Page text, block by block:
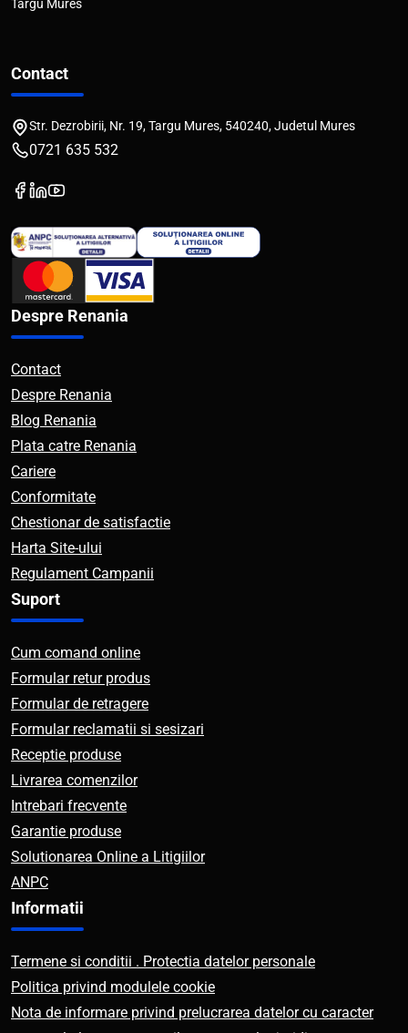
Targu Mures
Contact
Str. Dezrobirii, Nr. 19, Targu Mures, 540240, Judetul Mures
0721 635 532
Despre Renania
Contact
Despre Renania
Blog Renania
Plata catre Renania
Cariere
Conformitate
Chestionar de satisfactie
Harta Site-ului
Regulament Campanii
Suport
Cum comand online
Formular retur produs
Formular de retragere
Formular reclamatii si sesizari
Receptie produse
Livrarea comenzilor
Intrebari frecvente
Garantie produse
Solutionarea Online a Litigiilor
ANPC
Informatii
Termene si conditii . Protectia datelor personale
Politica privind modulele cookie
Nota de informare privind prelucrarea datelor cu caracter